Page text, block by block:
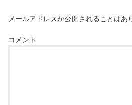
メールアドレスが公開されることはあ
コメント